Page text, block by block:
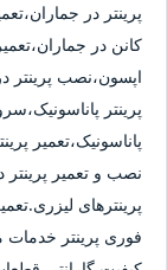
پرینتر در
کانن در
اپسون،نصب پرینتر
پرینتر
پاناسونیک،تعمیر
نصب و تعمیر
پرینترهای
فوری پرینتر خدمات